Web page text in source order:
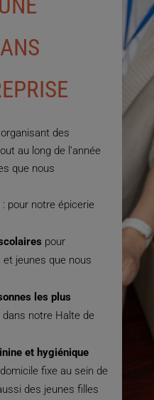
des
au long de l’année
que nous
: pour notre épicerie
pour
et jeunes que nous
les plus
dans notre Halte de
et hygiénique
fixe au sein de
des jeunes filles